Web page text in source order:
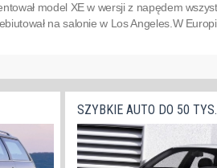
model XE w wersji z napędem
na salonie w Los Angeles.W
SZYBKIE AUTO DO 50